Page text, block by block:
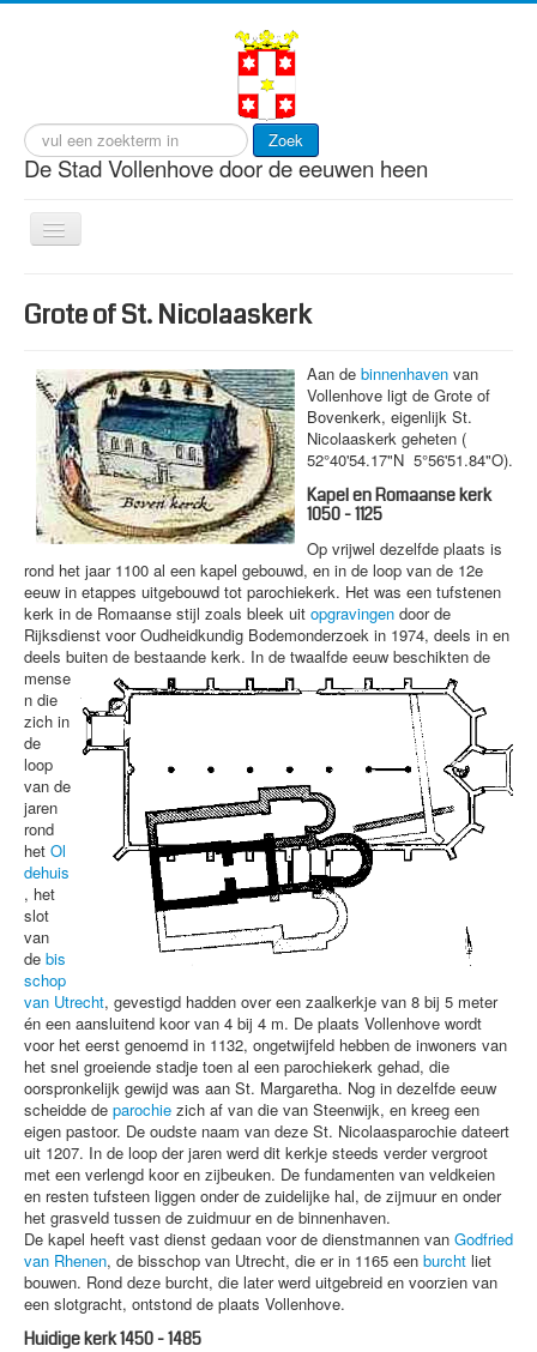
Zoek
De Stad Vollenhove door de eeuwen heen
Toggle
Navigation
cultuur
gebeurtenissen
gebouwen
personen
visserij
wonen
werken
reactie
Grote of St. Nicolaaskerk
Aan de binnenhaven van
Vollenhove ligt de Grote of
Bovenkerk, eigenlijk St.
Nicolaaskerk geheten (
52°40'54.17"N 5°56'51.84"O).
Kapel en Romaanse kerk
1050 - 1125
Op vrijwel dezelfde plaats is
rond het jaar 1100 al een kapel gebouwd, en in de loop van de 12e
eeuw in etappes uitgebouwd tot parochiekerk. Het was een tufstenen
kerk in de Romaanse stijl zoals bleek uit opgravingen door de
Rijksdienst voor Oudheidkundig Bodemonderzoek in 1974, deels in en
deels buiten de bestaande kerk. In de twaalfde eeuw beschikten de
mense
n die
zich in
de
loop
van de
jaren
rond
het Ol
dehuis
, het
slot
van
de bis
schop
van Utrecht, gevestigd hadden over een zaalkerkje van 8 bij 5 meter
én een aansluitend koor van 4 bij 4 m. De plaats Vollenhove wordt
voor het eerst genoemd in 1132, ongetwijfeld hebben de inwoners van
het snel groeiende stadje toen al een parochiekerk gehad, die
oorspronkelijk gewijd was aan St. Margaretha. Nog in dezelfde eeuw
scheidde de parochie zich af van die van Steenwijk, en kreeg een
eigen pastoor. De oudste naam van deze St. Nicolaasparochie dateert
uit 1207. In de loop der jaren werd dit kerkje steeds verder vergroot
met een verlengd koor en zijbeuken. De fundamenten van veldkeien
en resten tufsteen liggen onder de zuidelijke hal, de zijmuur en onder
het grasveld tussen de zuidmuur en de binnenhaven.
De kapel heeft vast dienst gedaan voor de dienstmannen van Godfried
van Rhenen, de bisschop van Utrecht, die er in 1165 een burcht liet
bouwen. Rond deze burcht, die later werd uitgebreid en voorzien van
een slotgracht, ontstond de plaats Vollenhove.
Huidige kerk 1450 - 1485